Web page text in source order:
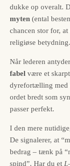
dukke op overalt.
myten (ental
chancen stor for,
religiøse betydning.
Når lederen
fabel være et
dyrefortælling med
ordet bredt som
passer perfekt.
I den mere
De signalerer, at
bedrag – tænk på
spind”. Har du et